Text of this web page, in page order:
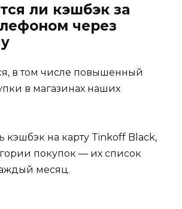
ли кэшбэк за
через
в том числе повышенный
в магазинах наших
кэшбэк на карту Tinkoff Black,
покупок — их список
месяц.